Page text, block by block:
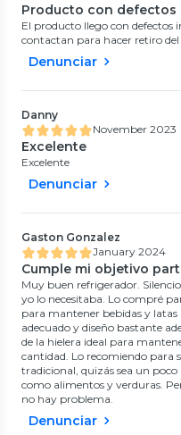
Producto con defectos
El producto llego con
contactan para hacer retiro del
Denunciar
Danny
November 2023
Excelente
Excelente
Denunciar
Gaston Gonzalez
January 2024
Cumple mi objetivo
Muy buen refrigerador.
yo lo necesitaba. Lo compré
para mantener bebidas y
adecuado y diseño bastante
de la hielera ideal para
cantidad. Lo recomiendo para
tradicional, quizás sea un
como alimentos y verduras.
no hay problema.
Denunciar